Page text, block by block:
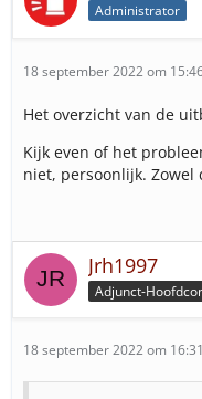
Administrator
18 september 2022 om
Het overzicht van de
Kijk even of het
niet, persoonlijk. Zowel
Jrh1997
18 september 2022 om 16:31